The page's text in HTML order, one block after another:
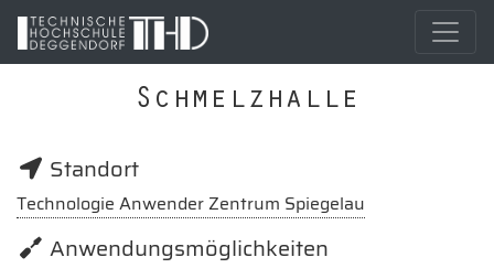
Schmelzhalle
Standort
Technologie Anwender Zentrum Spiegelau
Anwendungsmöglichkeiten